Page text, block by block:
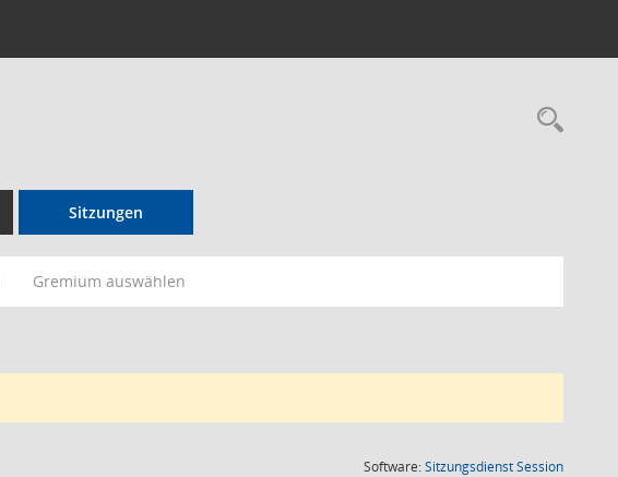
Sitzungen
Gremium auswählen
Software:SitzungsdienstSession(Wird in